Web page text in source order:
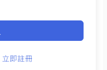
立即註冊